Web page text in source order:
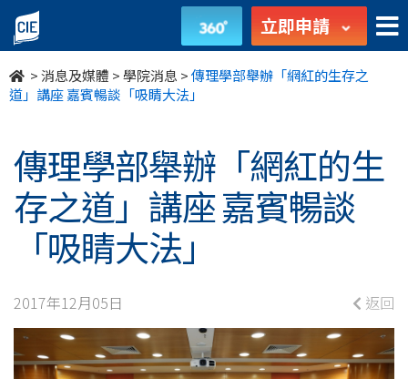
傳
理
學
舉
辦
「網
紅
的
生
立即申請
>消息及媒體 >學院消息 >傳理學部舉辦「網紅的生存之
道」講座 嘉賓暢談「吸睛大法」
傳理學部舉辦「網紅的生
存之道」講座 嘉賓暢談
「吸睛大法」
2017年12月05日 返回